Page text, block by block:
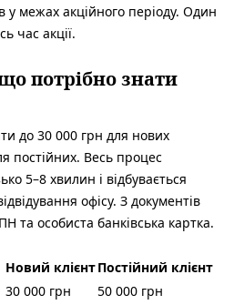
у межах акційного періоду. Один
час акції.
потрібно знати
до 30 000 грн для нових
постійних. Весь процес
5–8 хвилин і відбувається
офісу. З документів
та особиста банківська картка.
Новий клієнтПостійний клієнт
30 000 грн
50 000 грн